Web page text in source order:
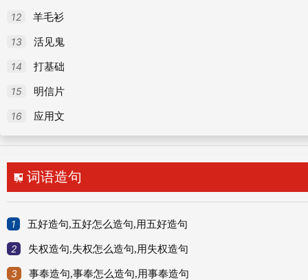
12 羊毛衫
13 活见鬼
14 打基础
15 明信片
16 应用文
 词语造句
1 五好造句,五好怎么造句,用五好造句
2 失权造句,失权怎么造句,用失权造句
3 事奉造句,事奉怎么造句,用事奉造句